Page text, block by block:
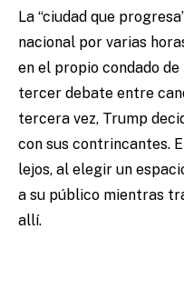
La “ciudad que
nacional por varias
en el propio condado
tercer debate entre
tercera vez, Trump
con sus contrincantes.
lejos, al elegir un
a su público mientras
allí.